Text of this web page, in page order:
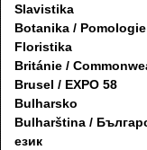
Slavistika
Botanika /
Floristika
Británie /
Brusel / EXPO 58
Bulharsko
Bulharština /
език